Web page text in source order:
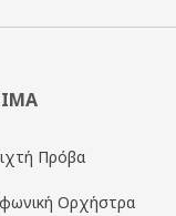
Πρόβα
Ορχήστρα